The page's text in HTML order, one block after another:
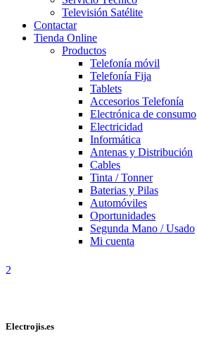
Televisión Satélite
Contactar
Tienda Online
Productos
Telefonía móvil
Telefonía Fija
Tablets
Accesorios Telefonía
Electrónica de consumo
Electricidad
Informática
Antenas y Distribución
Cables
Tinta / Tonner
Baterias y Pilas
Automóviles
Oportunidades
Segunda Mano / Usado
Mi cuenta
Electrojis.es